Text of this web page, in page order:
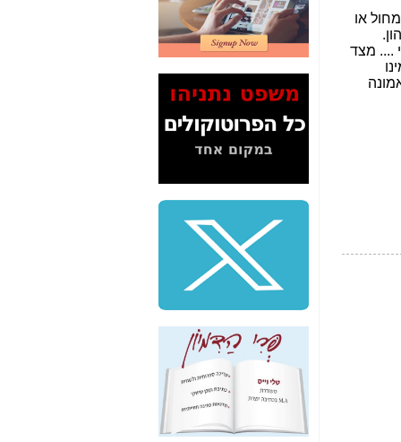
2" על תעלולי השר
משה כחלון -כאן
המשך חשיפת הבלוף
ששמו "מהפיכת
הסלולר" ואיך מסרסים
כאן
סיכום ביקור בסיליקון
שלמה פילבר (עד
לאחרונה מנכ"ל משרד
התקשורת) - עד
מדינה? הצחקתם
"יש אפליה בחקירה"?
חשיפה: למה השר
משה כחלון לא נחקר
עד היום? -
כאן
הדומה לזו של "תיק